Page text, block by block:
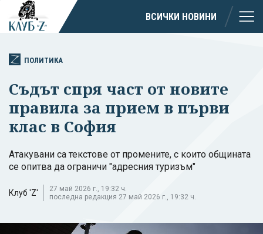
ВСИЧКИ НОВИНИ
ПОЛИТИКА
Съдът спря част от новите
правила за прием в първи
клас в София
Атакувани са текстове от промените, с които общината
се опитва да ограничи "адресния туризъм"
Клуб 'Z'
27 май 2026 г., 19:32 ч.
последна редакция 27 май 2026 г., 19:32 ч.